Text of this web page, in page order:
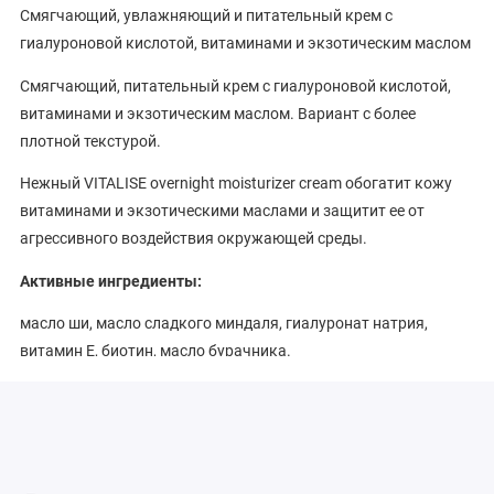
Смягчающий, увлажняющий и питательный крем с
гиалуроновой кислотой, витаминами и экзотическим маслом
Смягчающий, питательный крем с гиалуроновой кислотой,
витаминами и экзотическим маслом. Вариант с более
плотной текстурой.
Нежный VITALISE overnight moisturizer cream обогатит кожу
витаминами и экзотическими маслами и защитит ее от
агрессивного воздействия окружающей среды.
Активные ингредиенты:
масло ши, масло сладкого миндаля, гиалуронат натрия,
витамин Е, биотин, масло бурачника.